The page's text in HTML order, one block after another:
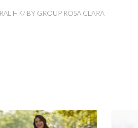
HK/ BY GROUP ROSA CLARA